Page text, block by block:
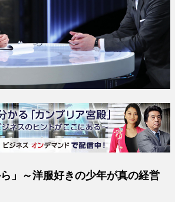
ら」～洋服好きの少年が真の経営